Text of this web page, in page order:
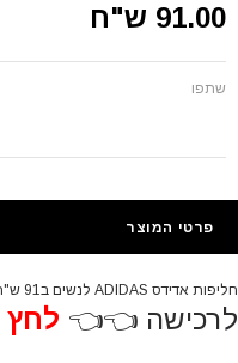
91.00 ש"ח
שתפו
פרטי המוצר
חליפות אדידס ADIDAS לנשים ב91 ש"ח
לרכישה 👈👈 לחץ